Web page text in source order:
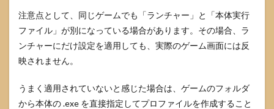
か？
9.5
Q5. ド
ライ
のた
びに
注意点として、同じゲームでも「ランチャー」と「本体実行
ファイル」が別になっている場合があります。その場合、ラ
ンチャーにだけ設定を適用しても、実際のゲーム画面には反
映されません。
うまく適用されていないと感じた場合は、ゲームのフォルダ
から本体の .exe を直接指定してプロファイルを作成すること